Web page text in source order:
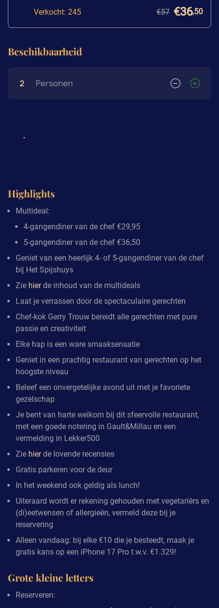
Verkocht: 245
€57 €36,50
Beschikbaarheid
2 Personen
Highlights
Multideal:
4-gangendiner van de chef €29,95
5-gangendiner van de chef €36,50
Geniet van een heerlijk 4- of 5-gangendiner van de chef
bij Het Spijshuys
Zie hierde inhoud van de multideals
Laat je verrassen door de spectaculaire gerechten
Chef-kok Gerry Trouw bereidt alle gerechten met pure
passie en creativiteit
Elke hap is een ware smaaksensatie
Geniet in een prachtig restaurant van gerechten op het
hoogste niveau
Beleef een onvergetelijke avond uit met je favoriete
gezelschap
Je bent van harte welkom bij dit sfeervolle restaurant,
met een goede notering in Gault&Millau en een
vermelding in Lekker500
Zie hierde lovende recensies
Gratis parkeren voor de deur
In het weekend ook geldig als lunch!
Uiteraard wordt er rekening gehouden met vegetariërs en
(di)eetwensen of allergieën, vermeld deze bij je
reservering
Alleen vandaag: bij elke €10 die je besteedt, maak je
gratis kans op een iPhone 17 Pro t.w.v. €1.329!
Grote kleine letters
Reserveren: